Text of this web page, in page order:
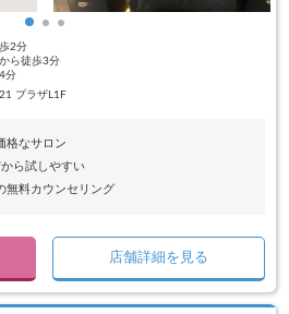
2分
ら徒歩3分
分
プラザL1F
格なサロン
ら試しやすい
無料カウンセリング
店舗詳細を見る